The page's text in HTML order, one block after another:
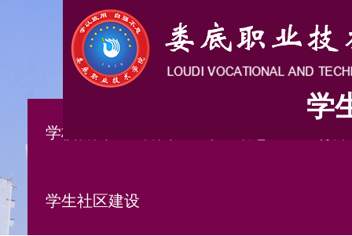
学
学校首页
学生社区建设